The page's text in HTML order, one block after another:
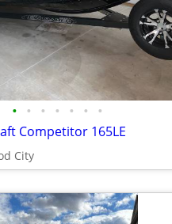
• • • • • • •
Competitor 165LE
City